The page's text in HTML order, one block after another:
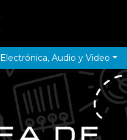
Electrónica, Audio y Video